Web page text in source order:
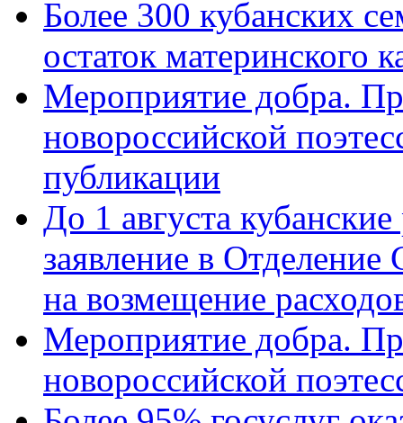
Более 300 кубанских
остаток материнского
Мероприятие добра.
новороссийской
публикации
До 1 августа
заявление в
на возмещение
Мероприятие добра.
новороссийской